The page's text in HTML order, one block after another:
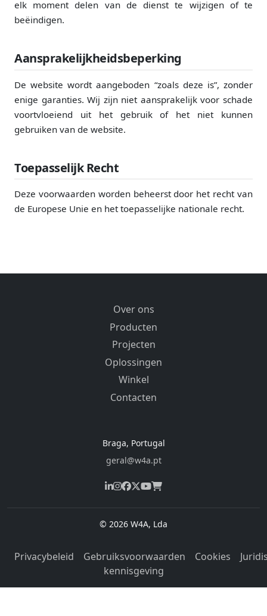
elk moment delen van de dienst te wijzigen of te
beëindigen.
Aansprakelijkheidsbeperking
De website wordt aangeboden “zoals deze is”, zonder
enige garanties. Wij zijn niet aansprakelijk voor schade
voortvloeiend uit het gebruik of het niet kunnen
gebruiken van de website.
Toepasselijk Recht
Deze voorwaarden worden beheerst door het recht van
de Europese Unie en het toepasselijke nationale recht.
Over ons
Producten
Projecten
Oplossingen
Winkel
Contacten
Braga, Portugal
geral@w4a.pt
© 2026 W4A, Lda
Privacybeleid Gebruiksvoorwaarden Cookies
kennisgeving